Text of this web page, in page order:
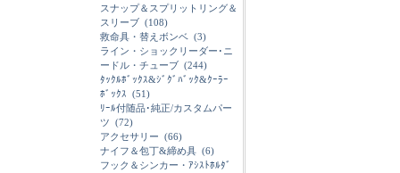
スナップ＆スプリットリング＆
スリーブ (108)
救命具・替えボンベ (3)
ライン・ショックリーダー･ニ
ードル・チューブ (244)
ﾀｯｸﾙﾎﾞｯｸｽ&ｼﾞｸﾞﾊﾞｯｸ&ｸｰﾗｰ
ﾎﾞｯｸｽ (51)
ﾘｰﾙ付随品･純正/カスタムパー
ツ (72)
アクセサリー (66)
ナイフ＆包丁&締め具 (6)
フック＆シンカー・ｱｼｽﾄﾎﾙﾀﾞ